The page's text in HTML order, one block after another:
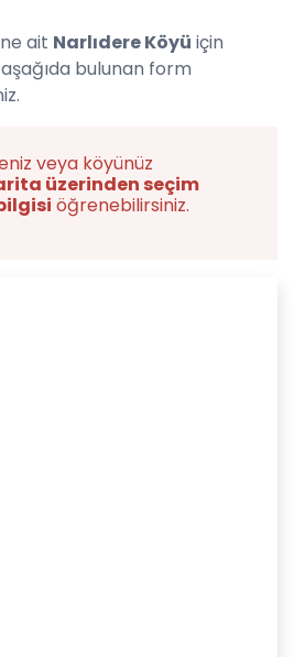
ait Narlıdere Köyü için
bulunan form
veya köyünüz
üzerinden seçim
öğrenebilirsiniz.